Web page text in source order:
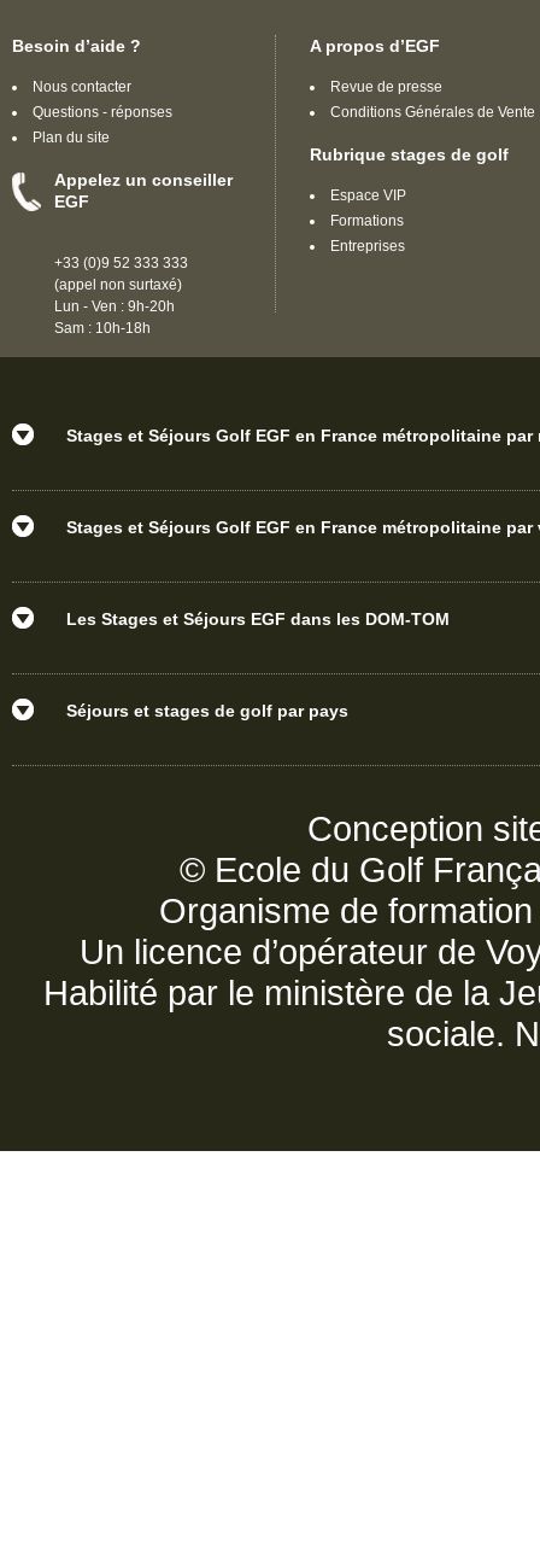
Besoin d’aide ?
Nous contacter
Questions - réponses
Plan du site
Appelez un conseiller
EGF
+33 (0)9 52 333 333
(appel non surtaxé)
Lun - Ven : 9h-20h
Sam : 10h-18h
A propos d’EGF
Revue de presse
Conditions Générales de Vente
Rubrique stages de golf
Espace VIP
Formations
Entreprises
Stages et Séjours Golf EGF en France métropolitaine par
Stages et Séjours Golf EGF en France métropolitaine par
Les Stages et Séjours EGF dans les DOM-TOM
Séjours et stages de golf par pays
Conception
© Ecole du Golf
Organisme de
Un licence d’opérateur de
Habilité par le ministère de la
sociale.